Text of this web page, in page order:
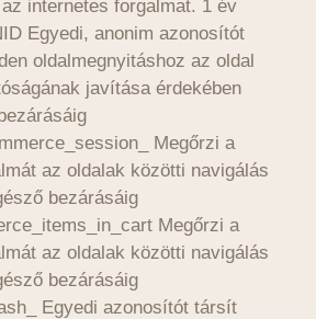
internetes forgalmat. 1 év
Egyedi, anonim azonosítót
oldalmegnyitáshoz az oldal
javítása érdekében
Megőrzi a
az oldalak közötti navigálás
bezárásáig
Megőrzi a
az oldalak közötti navigálás
bezárásáig
Egyedi azonosítót társít